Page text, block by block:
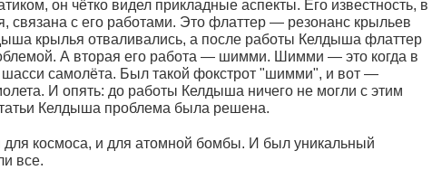
он чётко видел прикладные аспекты. Его известность, в
связана с его работами. Это флаттер — резонанс крыльев
крылья отваливались, а после работы Келдыша флаттер
А вторая его работа — шимми. Шимми — это когда в
шасси самолёта. Был такой фокстрот "шимми", и вот —
И опять: до работы Келдыша ничего не могли с этим
Келдыша проблема была решена.
для космоса, и для атомной бомбы. И был уникальный
все.